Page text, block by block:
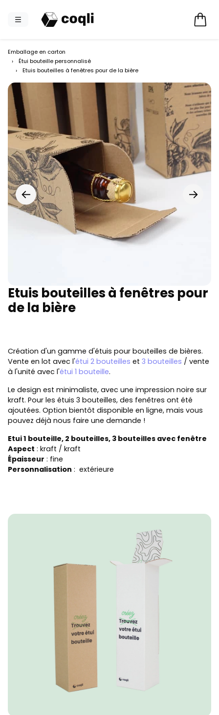
Emballage en carton
›
Étui bouteille personnalisé
›
Etuis bouteilles à fenêtres pour de la bière
← →
Etuis bouteilles à fenêtres pour
de la bière
Création d'un gamme d'étuis pour bouteilles de bières.
Vente en lot avec l'étui 2 bouteilles et 3 bouteilles / vente
à l'unité avec l'étui 1 bouteille.
Le design est minimaliste, avec une impression noire sur
kraft. Pour les étuis 3 bouteilles, des fenêtres ont été
ajoutées. Option bientôt disponible en ligne, mais vous
pouvez déjà nous faire une demande !
Etui 1 bouteille, 2 bouteilles, 3 bouteilles avec fenêtre
Aspect : kraft / kraft
Épaisseur : fine
Personnalisation : extérieure